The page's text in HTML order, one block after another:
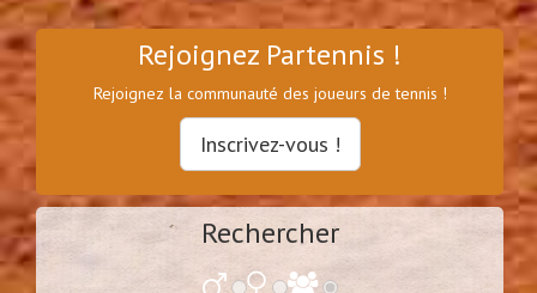
Rejoignez Partennis !
Rejoignez la communauté des joueurs de tennis !
Inscrivez-vous !
Rechercher